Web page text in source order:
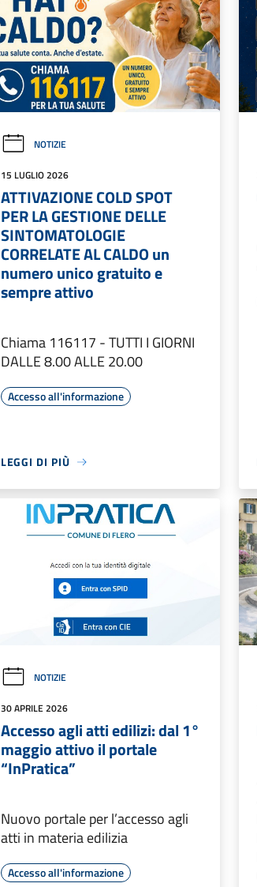
NOTIZIE
15 LUGLIO 2026
ATTIVAZIONE COLD SPOT
PER LA GESTIONE DELLE
SINTOMATOLOGIE
CORRELATE AL CALDO un
numero unico gratuito e
sempre attivo
Chiama 116117 - TUTTI I GIORNI
DALLE 8.00 ALLE 20.00
Accesso all'informazione
LEGGI DI PIÙ
NOTIZIE
30 APRILE 2026
Accesso agli atti edilizi: dal 1°
maggio attivo il portale
“InPratica”
Nuovo portale per l’accesso agli
atti in materia edilizia
Accesso all'informazione